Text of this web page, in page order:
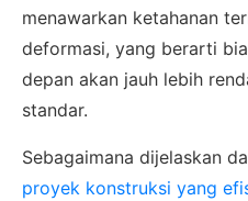
menawarkan ketahanan
deformasi, yang berarti
depan akan jauh lebih
standar.
Sebagaimana dijelaskan
proyek konstruksi yang